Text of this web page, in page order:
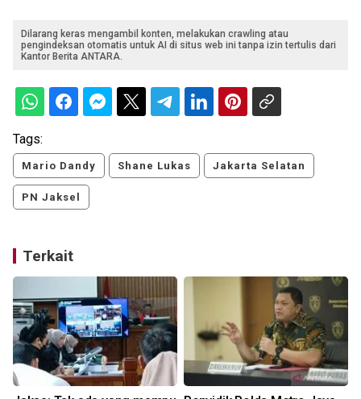
Dilarang keras mengambil konten, melakukan crawling atau
pengindeksan otomatis untuk AI di situs web ini tanpa izin tertulis dari
Kantor Berita ANTARA.
Tags:
Mario Dandy Shane Lukas Jakarta Selatan
PN Jaksel
Terkait